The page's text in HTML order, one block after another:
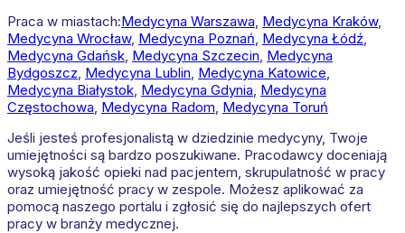
Praca w miastach:Medycyna Warszawa Medycyna Kraków,
Medycyna Wrocław, Medycyna Poznań Medycyna Łódź
Medycyna Gdańsk Medycyna Szczecin Medycyna
Bydgoszcz Medycyna Lublin Medycyna Katowice
Medycyna Białystok Medycyna Gdynia Medycyna
Częstochowa Medycyna Radom Medycyna Toruń
Jeśli jesteś profesjonalistą w dziedzinie medycyny, Twoje
umiejętności są bardzo poszukiwane. Pracodawcy doceniają
wysoką jakość opieki nad pacjentem, skrupulatność w pracy
oraz umiejętność pracy w zespole. Możesz aplikować za
pomocą naszego portalu i zgłosić się do najlepszych ofert
pracy w branży medycznej.